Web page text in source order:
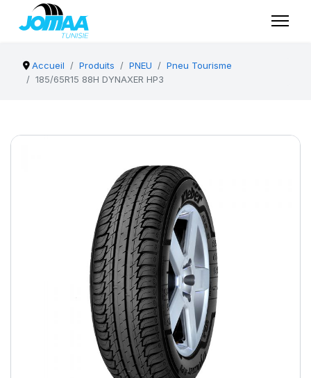
Accueil Produits PNEU
Pneu Tourisme
185/65R15 88H DYNAXER HP3